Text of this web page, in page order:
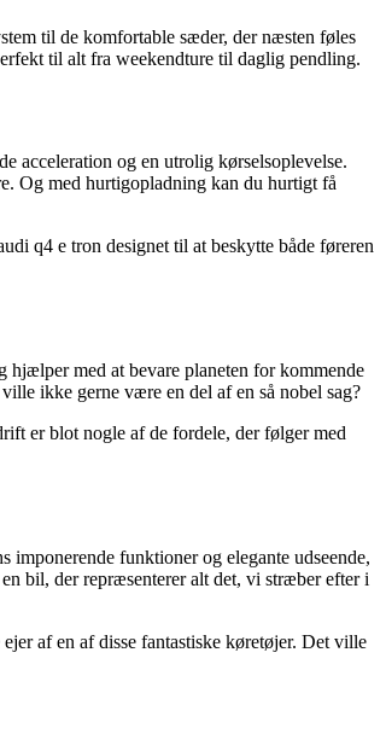
til de komfortable sæder, der næsten føles
til alt fra weekendture til daglig pendling.
acceleration og en utrolig kørselsoplevelse.
Og med hurtigopladning kan du hurtigt få
q4 e tron designet til at beskytte både føreren
med at bevare planeten for kommende
ikke gerne være en del af en så nobel sag?
er blot nogle af de fordele, der følger med
funktioner og elegante udseende,
bil, der repræsenterer alt det, vi stræber efter i
af en af disse fantastiske køretøjer. Det ville